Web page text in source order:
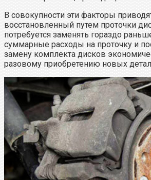
В совокупности эти факторы
восстановленный путем проточки
потребуется заменять гораздо
суммарные расходы на проточку и
замену комплекта дисков
разовому приобретению новых